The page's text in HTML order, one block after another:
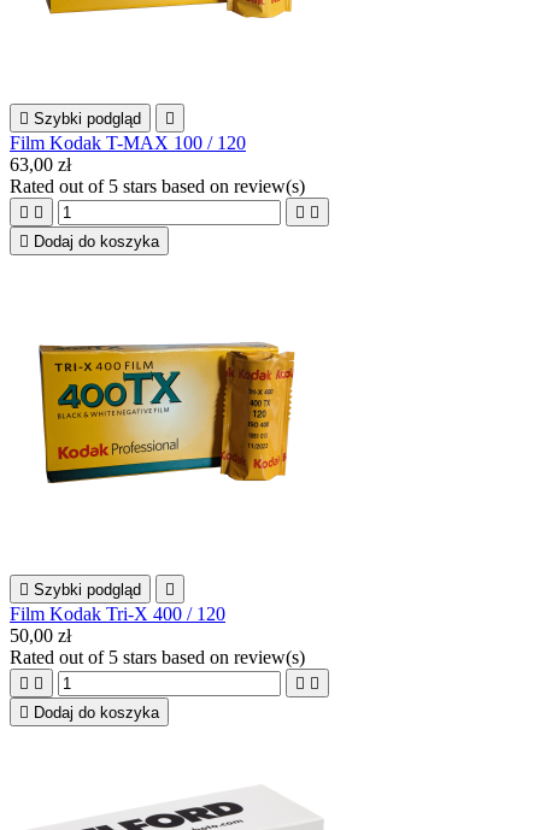
 Szybki podgląd 
Film Kodak T-MAX 100 / 120
63,00 zł
Rated out of 5 stars based on review(s)
   
 Dodaj do koszyka
 Szybki podgląd 
Film Kodak Tri-X 400 / 120
50,00 zł
Rated out of 5 stars based on review(s)
   
 Dodaj do koszyka